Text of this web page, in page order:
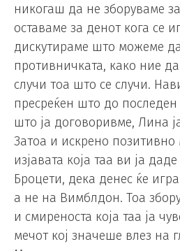
никогаш да не зборуваме
оставаме за денот кога се
дискутираме што можеме
противничката, како ние
случи тоа што се случи.
пресреќен што до последен
што ја договоривме, Лина
Затоа и искрено
изјавата која таа ви ја
Броцети, дека денес ќе
а не на Вимблдон. Тоа
и смиреноста која таа ја
мечот кој значеше влез на